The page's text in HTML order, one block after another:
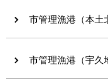
市管理漁港（本土
市管理漁港（宇久